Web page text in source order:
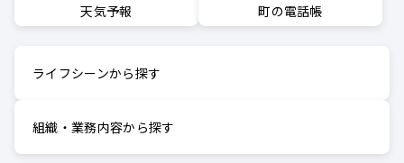
天気予報 町の電話帳
ライフシーンから探す
組織・業務内容から探す